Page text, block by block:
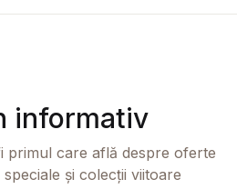
informativ
primul care află despre oferte
și colecții viitoare